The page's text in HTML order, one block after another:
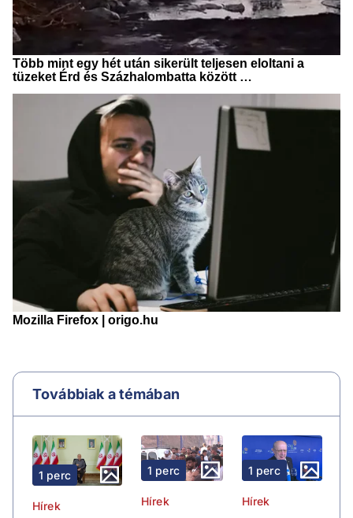
Továbbiak a témában
1 perc
Hírek
1 perc
Hírek
1 perc
Hírek